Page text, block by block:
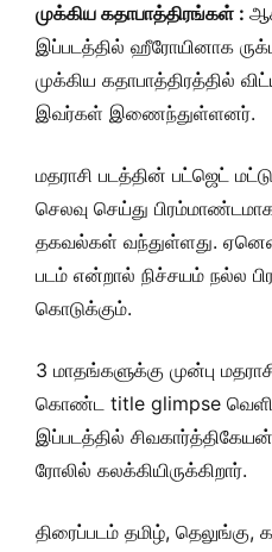
முக்கிய கதாபாத்திரங்கள் :
இப்படத்தில் ஹீரோயினாக
முக்கிய கதாபாத்திரத்தில்
இவர்கள் இணைந்துள்ளனர்.
மதராசி படத்தின் பட்ஜெட்
செலவு செய்து
தகவல்கள் வந்துள்ளது.
படம் என்றால் நிச்சயம் நல்ல
கொடுக்கும்.
3 மாதங்களுக்கு முன்பு
கொண்ட title glimpse
இப்படத்தில்
ரோலில் கலக்கியிருக்கிறார்.
திரைப்படம் தமிழ்,